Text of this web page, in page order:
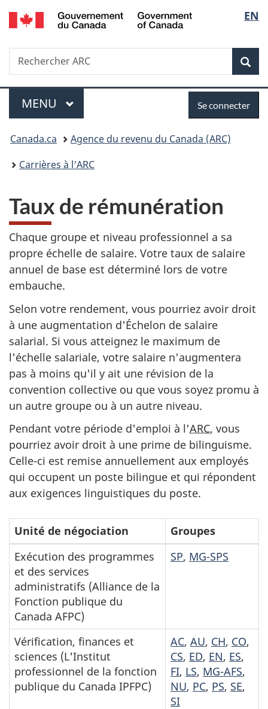
Passer
au
Passer
à
du
Passer
à
simplifiée
de
la
EN
Recherche
Rechercher
ARC
Menu
MENU PRINCIPAL
connecter
Se connecter
Vous
êtes
Canada.ca
Agence du revenu du Canada (ARC)
Carrières à l'ARC
Taux de rémunération
Chaque groupe et niveau professionnel a sa
propre échelle de salaire. Votre taux de salaire
annuel de base est déterminé lors de votre
embauche.
Selon votre rendement, vous pourriez avoir droit
à une augmentation d'Échelon de salaire
salarial. Si vous atteignez le maximum de
l'échelle salariale, votre salaire n'augmentera
pas à moins qu'il y ait une révision de la
convention collective ou que vous soyez promu à
un autre groupe ou à un autre niveau.
Pendant votre période d'emploi à l'ARC, vous
pourriez avoir droit à une prime de bilinguisme.
Celle-ci est remise annuellement aux employés
qui occupent un poste bilingue et qui répondent
aux exigences linguistiques du poste.
Taux
de
rémunération
par
unité
de
négociation
Unité de négociation
Groupes
Exécution des programmes
et des services
administratifs (Alliance de la
Fonction publique du
Canada AFPC)
SP, MG-SPS
Vérification, finances et
sciences (L'Institut
professionnel de la fonction
publique du Canada IPFPC)
AC, AU, CH, CO,
CS, ED, EN, ES,
FI, LS, MG-AFS,
NU, PC, PS, SE,
SI